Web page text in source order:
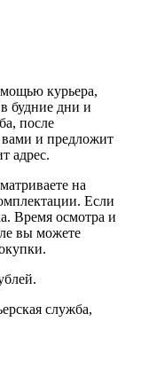
курьера,
будние дни и
после
вами и предложит
адрес.
на
Если
Время осмотра и
вы можете
служба,